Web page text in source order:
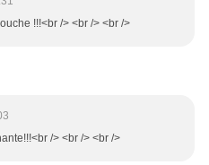
!!!<br /> <br /> <br />
/> <br /> <br />